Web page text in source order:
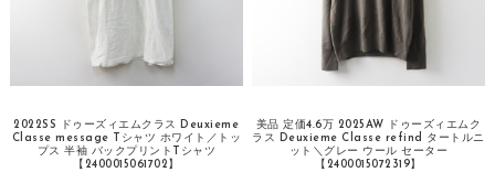
2022SS ドゥーズィエムクラス Deuxieme
Classe message Tシャツ ホワイト／トッ
プス 半袖 バックプリントTシャツ
【2400015061702】
美品 定価4.6万 2025AW ドゥーズィエムク
ラス Deuxieme Classe refind タートルニ
ット＼グレー ウール セーター
【2400015072319】